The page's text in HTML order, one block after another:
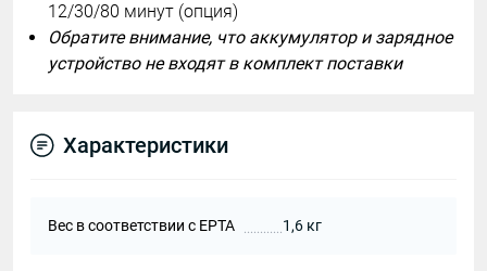
12/30/80 минут (опция)
Обратите внимание, что аккумулятор и зарядное
устройство не входят в комплект поставки
Характеристики
Вес в соответствии с EPTA 1,6 кг